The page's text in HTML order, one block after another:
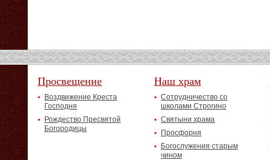
Просвещение
Воздвижение Креста
Господня
Рождество Пресвятой
Богородицы
Наш храм
Сотрудничество со
школами Строгино
Святыни храма
Просфорня
Богослужения старым
чином